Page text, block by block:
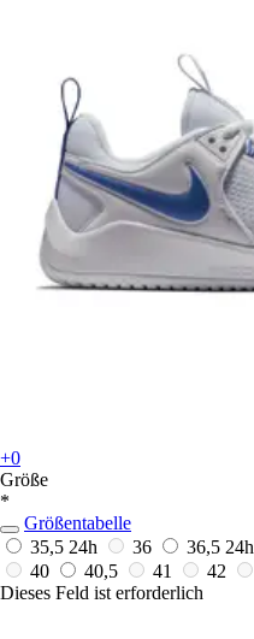
+0
Größe
*
Größentabelle
35,5 24h 36 36,5 24h
40
40,5 41 42
Dieses Feld ist erforderlich